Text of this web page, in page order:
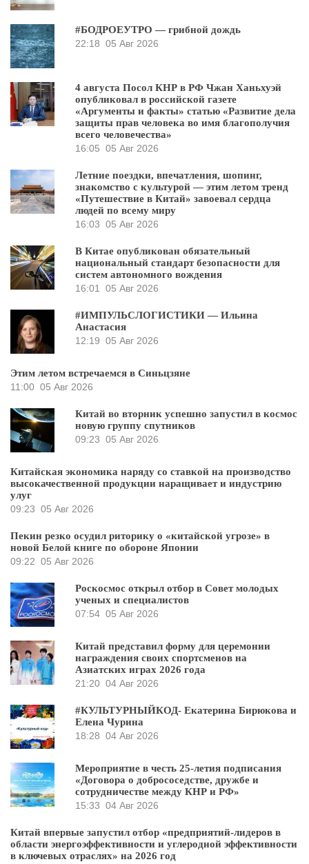
#БОДРОЕУТРО — грибной дождь
22:18 05 Авг 2026
4 августа Посол КНР в РФ Чжан Ханьхуэй
опубликовал в российской газете
«Аргументы и факты» статью «Развитие дела
защиты прав человека во имя благополучия
всего человечества»
16:05 05 Авг 2026
Летние поездки, впечатления, шопинг,
знакомство с культурой — этим летом тренд
«Путешествие в Китай» завоевал сердца
людей по всему миру
16:03 05 Авг 2026
В Китае опубликован обязательный
национальный стандарт безопасности для
систем автономного вождения
16:01
05 Авг 2026
#ИМПУЛЬСЛОГИСТИКИ — Ильина
Анастасия
12:19 05 Авг 2026
Этим летом встречаемся в Синьцзяне
11:00 05 Авг 2026
Китай во вторник успешно запустил в космос
новую группу спутников
09:23 05 Авг 2026
Китайская экономика наряду со ставкой на производство
высокачественной продукции наращивает и индустрию
улуг
09:23 05 Авг 2026
Пекин резко осудил риторику о «китайской угрозе» в
новой Белой книге по обороне Японии
09:22 05 Авг 2026
Роскосмос открыл отбор в Совет молодых
ученых и специалистов
07:54 05 Авг 2026
Китай представил форму для церемонии
награждения своих спортсменов на
Азиатских играх 2026 года
21:20 04 Авг 2026
#КУЛЬТУРНЫЙКОД- Екатерина Бирюкова и
Елена Чурина
18:28 04 Авг 2026
Мероприятие в честь 25-летия подписания
«Договора о добрососедстве, дружбе и
сотрудничестве между КНР и РФ»
15:33 04 Авг 2026
Китай впервые запустил отбор «предприятий-лидеров в
области энергоэффективности и углеродной эффективности
в ключевых отраслях» на 2026 год